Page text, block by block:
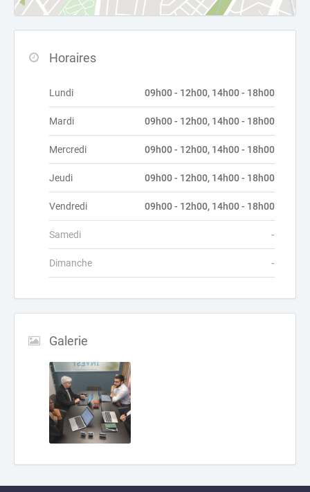
Horaires
Lundi 09h00 - 12h00, 14h00 - 18h00
Mardi 09h00 - 12h00, 14h00 - 18h00
Mercredi 09h00 - 12h00, 14h00 - 18h00
Jeudi 09h00 - 12h00, 14h00 - 18h00
Vendredi 09h00 - 12h00, 14h00 - 18h00
Samedi -
Dimanche -
Galerie